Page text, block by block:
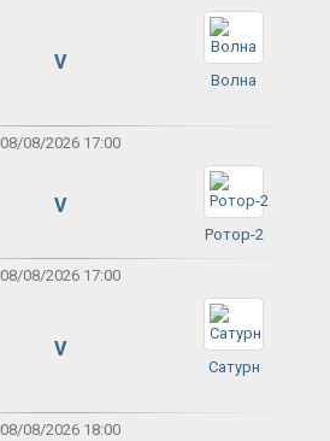
V
Волна
08/08/2026 17:00
V
Ротор-2
08/08/2026 17:00
V
Сатурн
08/08/2026 18:00